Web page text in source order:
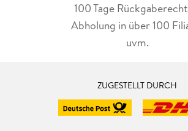
100 Tage
Abholung in über 100
uvm.
ZUGESTELLT DURCH